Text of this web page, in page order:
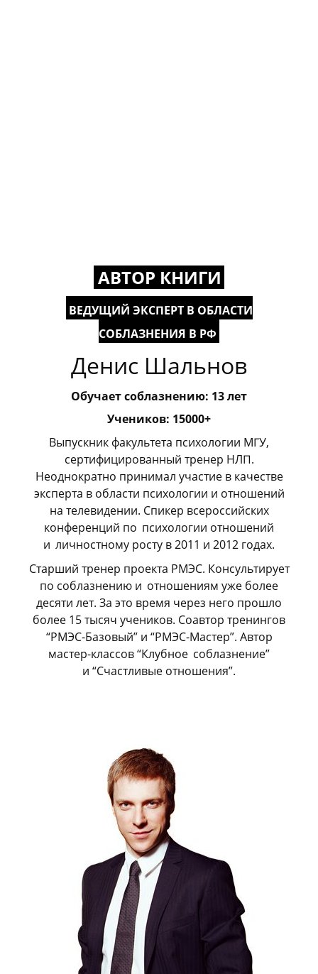
АВТОР КНИГИ
ВЕДУЩИЙ ЭКСПЕРТ В ОБЛАСТИ
СОБЛАЗНЕНИЯ В РФ
Денис Шальнов
Обучает соблазнению: 13 лет
Учеников: 15000+
Выпускник факультета психологии МГУ,
сертифицированный тренер НЛП.
Неоднократно принимал участие в качестве
эксперта в области психологии и отношений
на телевидении. Спикер всероссийских
конференций по психологии отношений
и личностному росту в 2011 и 2012 годах.
Старший тренер проекта РМЭС. Консультирует
по соблазнению и отношениям уже более
десяти лет. За это время через него прошло
более 15 тысяч учеников. Соавтор тренингов
“РМЭС-Базовый” и “РМЭС-Мастер”. Автор
мастер-классов “Клубное соблазнение”
и “Счастливые отношения”.